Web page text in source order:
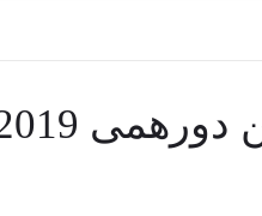
در مشهد